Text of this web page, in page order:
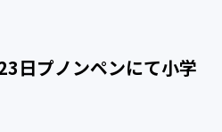
日プノンペンにて小学